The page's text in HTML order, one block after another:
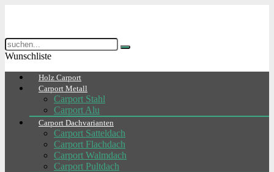
Wunschliste
Holz Carport
Carport Metall
Carport Stahl
Carport Alu
Carport Dachvarianten
Carport Satteldach
Carport Flachdach
Carport Walmdach
Carport Pultdach